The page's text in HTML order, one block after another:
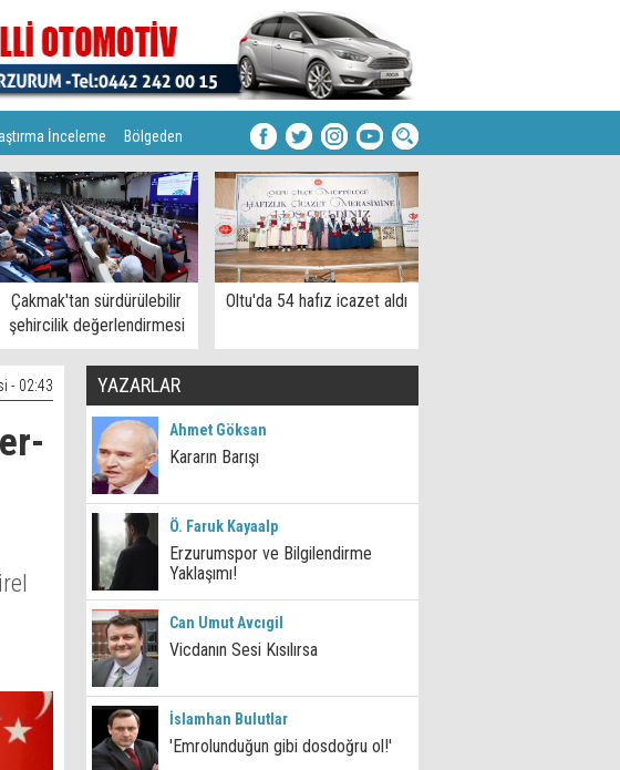
İnceleme Bölgeden
Çakmak'tan sürdürülebilir
şehircilik değerlendirmesi
Oltu'da 54 hafız icazet aldı
- 02:43 YAZARLAR
Ahmet Göksan
Kararın Barışı
Ö. Faruk Kayaalp
Erzurumspor ve Bilgilendirme
Yaklaşımı!
Can Umut Avcıgil
Vicdanın Sesi Kısılırsa
İslamhan Bulutlar
'Emrolunduğun gibi dosdoğru ol!'